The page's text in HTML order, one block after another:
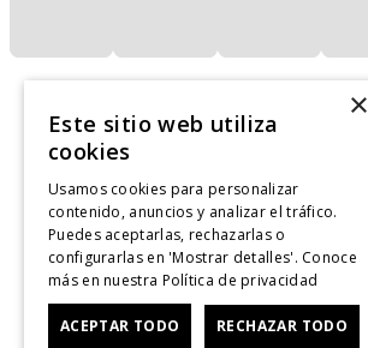
Legal
Cuenta
×
Este sitio web utiliza
cookies
Usamos cookies para personalizar
contenido, anuncios y analizar el tráfico.
Puedes aceptarlas, rechazarlas o
configurarlas en 'Mostrar detalles'. Conoce
más en nuestra Política de privacidad
ACEPTAR TODO RECHAZAR TODO